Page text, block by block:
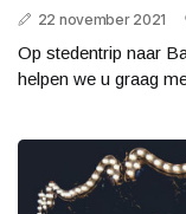
22 november 2021
Op stedentrip naar
helpen we u graag